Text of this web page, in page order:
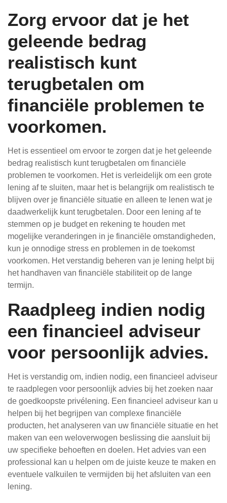
Zorg ervoor dat je het
geleende bedrag
realistisch kunt
terugbetalen om
financiële problemen te
voorkomen.
Het is essentieel om ervoor te zorgen dat je het geleende
bedrag realistisch kunt terugbetalen om financiële
problemen te voorkomen. Het is verleidelijk om een grote
lening af te sluiten, maar het is belangrijk om realistisch te
blijven over je financiële situatie en alleen te lenen wat je
daadwerkelijk kunt terugbetalen. Door een lening af te
stemmen op je budget en rekening te houden met
mogelijke veranderingen in je financiële omstandigheden,
kun je onnodige stress en problemen in de toekomst
voorkomen. Het verstandig beheren van je lening helpt bij
het handhaven van financiële stabiliteit op de lange
termijn.
Raadpleeg indien nodig
een financieel adviseur
voor persoonlijk advies.
Het is verstandig om, indien nodig, een financieel adviseur
te raadplegen voor persoonlijk advies bij het zoeken naar
de goedkoopste privélening. Een financieel adviseur kan u
helpen bij het begrijpen van complexe financiële
producten, het analyseren van uw financiële situatie en het
maken van een weloverwogen beslissing die aansluit bij
uw specifieke behoeften en doelen. Het advies van een
professional kan u helpen om de juiste keuze te maken en
eventuele valkuilen te vermijden bij het afsluiten van een
lening.